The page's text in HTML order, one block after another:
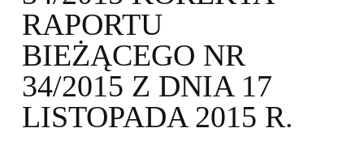
RAPORTU
BIEŻĄCEGO NR
34/2015 Z DNIA 17
LISTOPADA 2015 R.